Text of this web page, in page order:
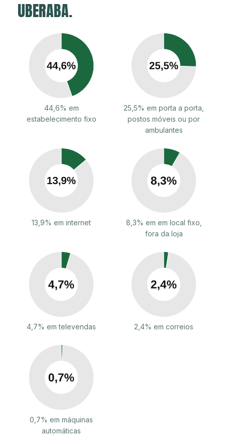
UBERABA.
44,6% em
estabelecimento fixo
25,5% em porta a porta,
postos móveis ou por
ambulantes
13,9% em internet
8,3% em em local fixo,
fora da loja
4,7% em televendas 2,4% em correios
0,7% em máquinas
automáticas